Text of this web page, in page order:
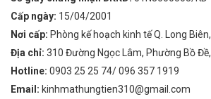
Cấp ngày: 15/04/2001
Nơi cấp: Phòng kế hoạch kinh tế Q. Long Biên,
Địa chỉ: 310 Đường Ngọc Lâm, Phường Bồ
Hotline: 0903 25 25 74/ 096 357 1919
Email: kinhmathungtien310@gmail.com